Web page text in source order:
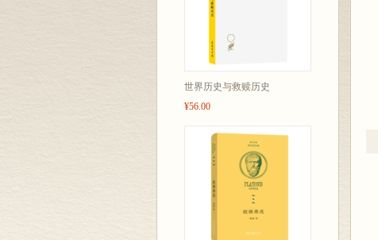
世界历史与救赎历史
¥56.00